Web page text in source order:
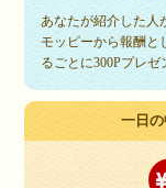
あなたが紹介した人
モッピーから報酬
るごとに300Pプレゼ
一日